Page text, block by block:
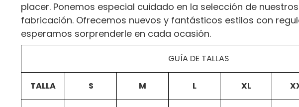
placer. Ponemos especial cuidado en la selección de
fabricación. Ofrecemos nuevos y fantásticos estilos con
esperamos sorprenderle en cada ocasión.
GUÍA DE TALLAS
TALLA S M L XL